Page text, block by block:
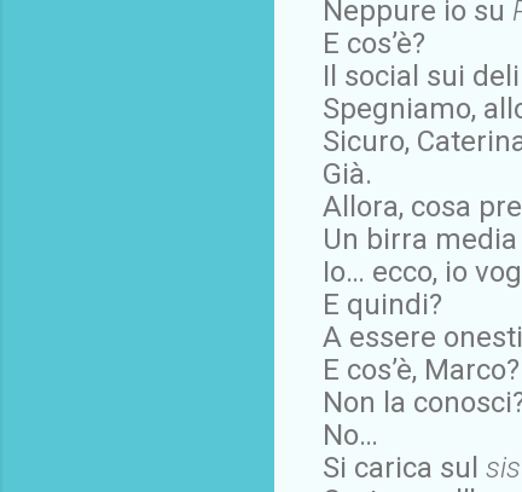
Neppure io su
E cos’è?
Il social sui
Spegniamo,
Sicuro,
Già.
Allora, cosa
Un birra
Io… ecco, io
E quindi?
A essere
E cos’è, Marco?
Non la
No…
Si carica sul